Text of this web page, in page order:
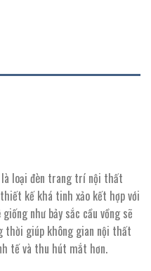
là loại đèn trang trí nội thất
kế khá tinh xảo kết hợp với
như bảy sắc cầu vồng sẽ
thời giúp không gian nội thất
tế và thu hút mắt hơn.